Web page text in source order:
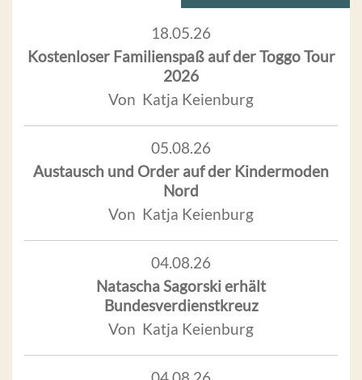
18.05.26
Kostenloser Familienspaß auf der Toggo Tour
2026
Von Katja Keienburg
05.08.26
Austausch und Order auf der Kindermoden
Nord
Von Katja Keienburg
04.08.26
Natascha Sagorski erhält
Bundesverdienstkreuz
Von Katja Keienburg